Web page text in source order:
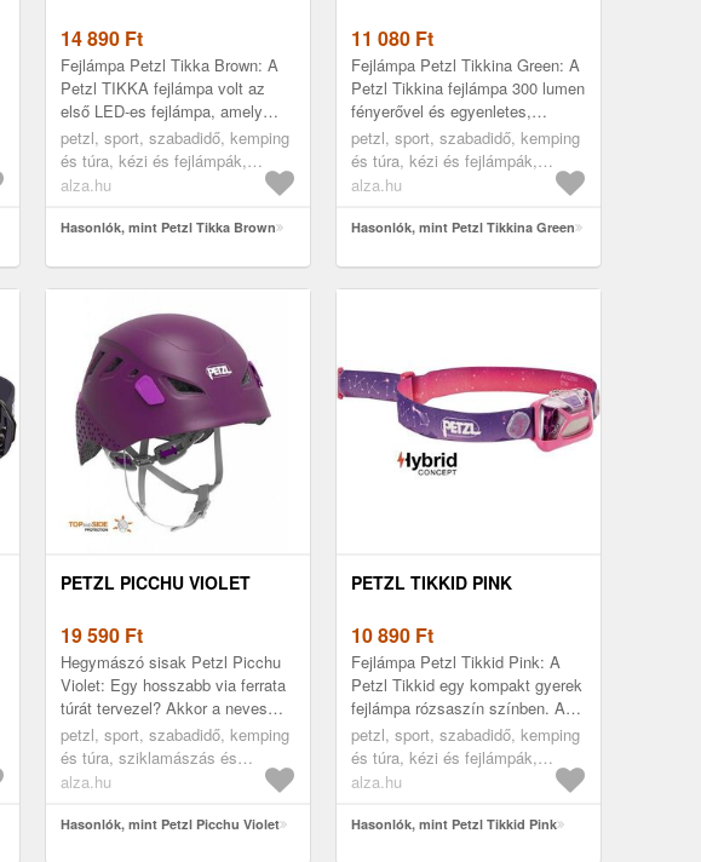
14 890 Ft
Fejlámpa Petzl Tikka Brown: A
Petzl TIKKA fejlámpa volt az
első LED-es fejlámpa, amely
izzók helyett LED-diódákat
használt. 20 évvel ezelőtt
került...
petzl, sport, szabadidő, kemping
és túra, kézi és fejlámpák,
fejlámpák
alza.hu
Hasonlók, mint Petzl Tikka Brown
11 080 Ft
Fejlámpa Petzl Tikkina Green: A
Petzl Tikkina fejlámpa 300 lumen
fényerővel és egyenletes,
kellemes fénnyel világítja be az
estéidet a csillagok al...
petzl, sport, szabadidő, kemping
és túra, kézi és fejlámpák,
fejlámpák
alza.hu
Hasonlók, mint Petzl Tikkina Green
PETZL PICCHU VIOLET
19 590 Ft
Hegymászó sisak Petzl Picchu
Violet: Egy hosszabb via ferrata
túrát tervezel? Akkor a neves
Petzl hegymászósisak nem
hiányozhat a te felszerelésedb...
petzl, sport, szabadidő, kemping
és túra, sziklamászás és
hegymászás, sisakok
alza.hu
Hasonlók, mint Petzl Picchu Violet
PETZL TIKKID PINK
10 890 Ft
Fejlámpa Petzl Tikkid Pink: A
Petzl Tikkid egy kompakt gyerek
fejlámpa rózsaszín színben. A
széles fénykúp maximum 20 lm
fényerővel védi az érzéken...
petzl, sport, szabadidő, kemping
és túra, kézi és fejlámpák,
fejlámpák
alza.hu
Hasonlók, mint Petzl Tikkid Pink